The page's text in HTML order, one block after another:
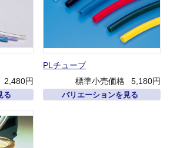
2,480円
る
PLチューブ
標準小売価格
5,180円
バリエーションを見る